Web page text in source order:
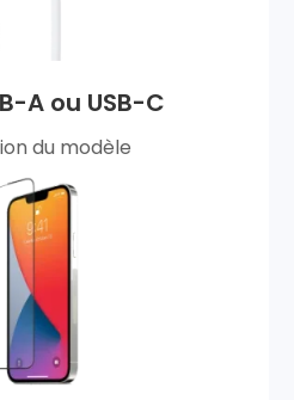
A ou USB-C
du modèle